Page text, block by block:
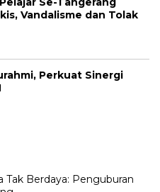
Vandalisme dan Tolak
Perkuat Sinergi